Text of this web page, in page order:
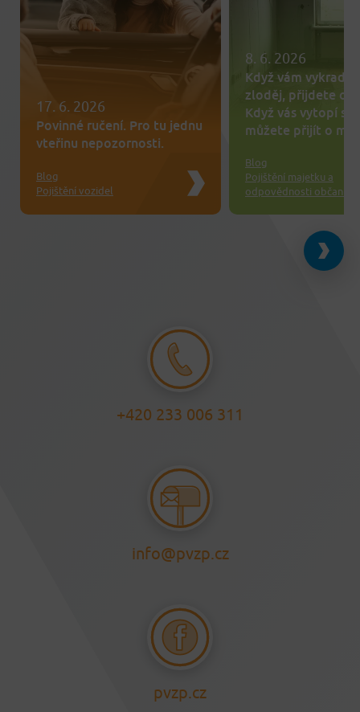
17. 6. 2026
Povinné ručení. Pro tu jednu
vteřinu nepozornosti.
Blog
Pojištění vozidel
8. 6. 2026
Když vám vykrade
zloděj, přijdete o
Když vás vytopí
můžete přijít o
Blog
Pojištění majetku a
odpovědnosti občanů
+420 233 006 311
info@pvzp.cz
pvzp.cz